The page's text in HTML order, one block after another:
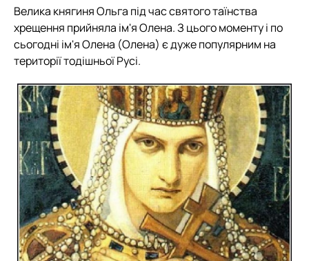
Велика княгиня Ольга під час святого таїнства
хрещення прийняла ім'я Олена. З цього моменту і по
сьогодні ім'я Олена (Олена) є дуже популярним на
території тодішньої Русі.